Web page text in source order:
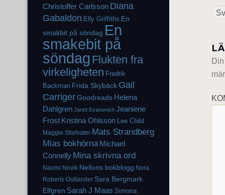
Christoffer Carlsson Diana
Gabaldon Elly Griffiths En
smakbit på söndag En
smakebit på
söndag Flukten fra
virkeligheten Fredrik
Backman Frida Skybäck Gail
CarrigerGoodreads Helena
Dahlgren Janet Evanovich Jeaniene
Frost Kristina Ohlsson Lee Child
Maggie Stiefvater Mats Strandberg
Mias bokhörna Michael
Connelly Mina skrivna ord
Naomi Novik Nellons bokblogg Nora
Roberts Outlander Sara Bergmark
Elfgren Sarah J Maas Simona